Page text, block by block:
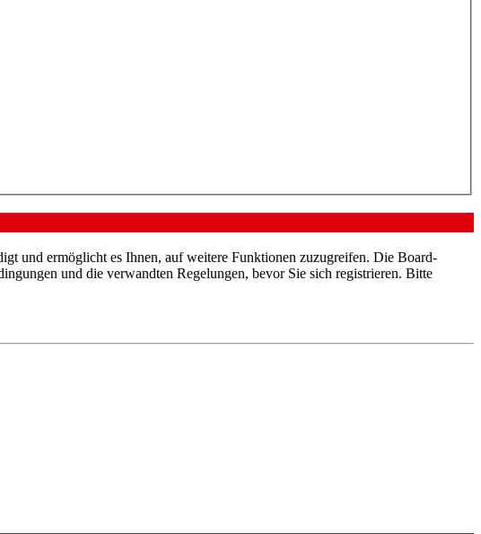
und ermöglicht es Ihnen, auf weitere Funktionen zuzugreifen. Die Board-
und die verwandten Regelungen, bevor Sie sich registrieren. Bitte